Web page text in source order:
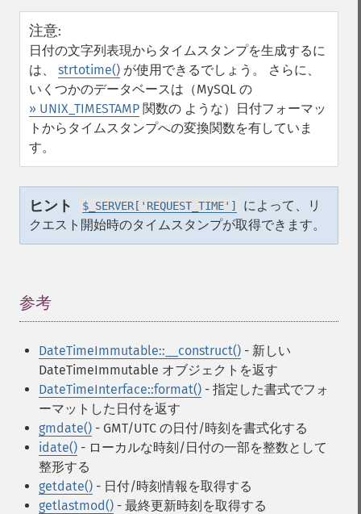
注意:
日付の文字列表現からタイムスタンプを生成するに
は、 strtotime() が使用できるでしょう。 さらに、
いくつかのデータベースは（MySQL の
» UNIX_TIMESTAMP 関数の ような）日付フォーマッ
トからタイムスタンプへの変換関数を有していま
す。
ヒント $_SERVER['REQUEST_TIME']
によって、リ
クエスト開始時のタイムスタンプが取得できます。
参考
DateTimeImmutable::__construct() - 新しい
DateTimeImmutable オブジェクトを返す
DateTimeInterface::format() - 指定した書式でフォ
ーマットした日付を返す
gmdate() - GMT/UTC の日付/時刻を書式化する
idate() - ローカルな時刻/日付の一部を整数として
整形する
getdate() - 日付/時刻情報を取得する
getlastmod() - 最終更新時刻を取得する